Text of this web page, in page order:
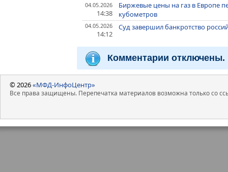
04.05.2026
14:38
Биржевые цены на газ в Европе
кубометров
04.05.2026
14:12
Суд завершил банкротство
Комментарии отключены.
© 2026«МФД-ИнфоЦентр»
Все права защищены. Перепечатка материалов возможна только со